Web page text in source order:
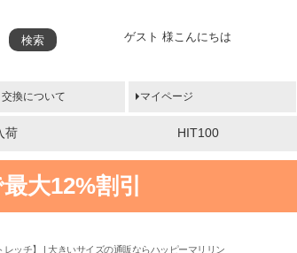
ゲスト 様こんにちは
検索
換について マイページ
荷 HIT100
大12%割引
ッチ】 | 大きいサイズの通販ならハッピーマリリン